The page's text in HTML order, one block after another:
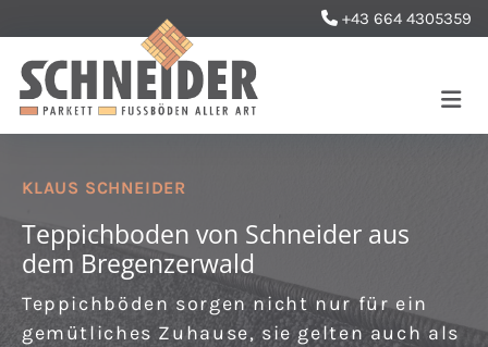
 +43 664 4305359
KLAUS SCHNEIDER
Teppichboden von Schneider aus
dem Bregenzerwald
Teppichböden sorgen nicht nur für ein
gemütliches Zuhause, sie gelten auch als